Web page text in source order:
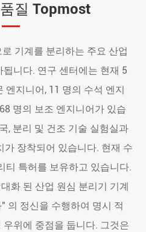
질 Topmost
기계를 분리하는 주요 산업
니다. 연구 센터에는 현재 5
엔지니어, 11 명의 수석 엔지
명의 보조 엔지니어가 있습
, 분리 및 건조 기술 실험실과
장착되어 있습니다. 현재 수
티 특허를 보유하고 있습니다.
화 된 산업 원심 분리기 기계
의 정신을 수행하여 명시 적
위에 중점을 둡니다. 그것은